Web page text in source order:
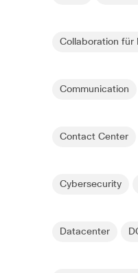
Collaboration für
Communication
Contact Center
Cybersecurity
Datacenter